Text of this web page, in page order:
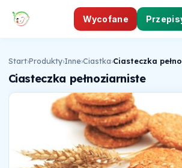
Wycofane
Start›Produkty›Inne›Ciastka›Ciasteczka
Ciasteczka pełnoziarniste